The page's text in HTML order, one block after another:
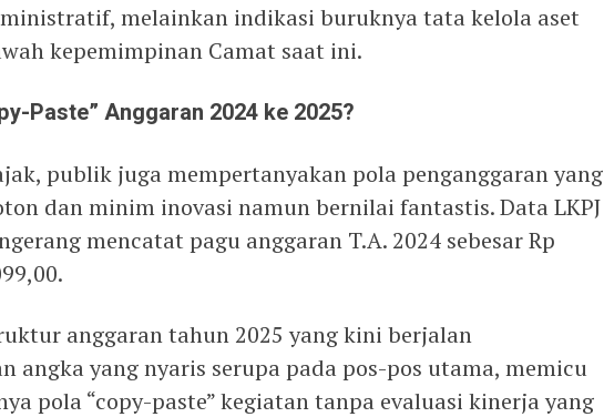
melainkan indikasi buruknya tata kelola aset
kepemimpinan Camat saat ini.
Paste” Anggaran 2024 ke 2025?
publik juga mempertanyakan pola penganggaran yang
dan minim inovasi namun bernilai fantastis. Data LKPJ
mencatat pagu anggaran T.A. 2024 sebesar Rp
anggaran tahun 2025 yang kini berjalan
angka yang nyaris serupa pada pos-pos utama, memicu
pola “copy-paste” kegiatan tanpa evaluasi kinerja yang